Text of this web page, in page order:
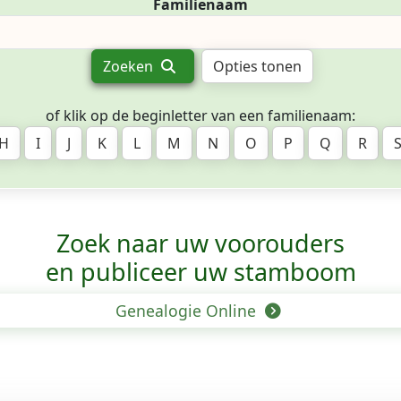
Familienaam
Zoeken Opties tonen
of klik op de beginletter van een familienaam:
I J K L M N O P Q R S
Zoek naar uw voorouders
en publiceer uw stamboom
Genealogie Online